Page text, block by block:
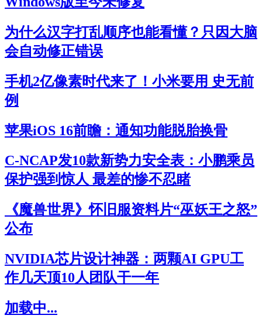
为什么汉字打乱顺序也能看懂？只因大脑
会自动修正错误
手机2亿像素时代来了！小米要用 史无前
例
苹果iOS 16前瞻：通知功能脱胎换骨
C-NCAP发10款新势力安全表：小鹏乘员
保护强到惊人 最差的惨不忍睹
《魔兽世界》怀旧服资料片“巫妖王之怒”
公布
NVIDIA芯片设计神器：两颗AI GPU工
作几天顶10人团队干一年
加载中...